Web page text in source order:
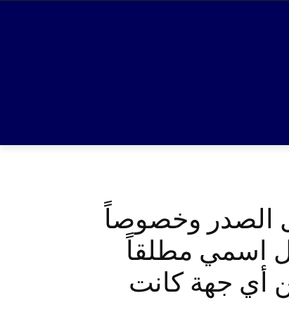
الصدر وخصوصاً
اسمي مطلقاً
أي جهة كانت